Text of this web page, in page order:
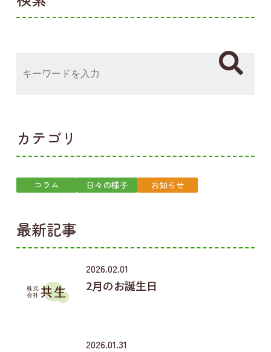
カテゴリ
コラム 日々の様子 お知らせ
最新記事
2026.02.01
2月のお誕生日
2026.01.31